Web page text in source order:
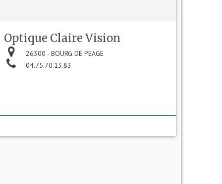
Optique Claire Vision
26300 - BOURG DE PEAGE
04.75.70.13.83